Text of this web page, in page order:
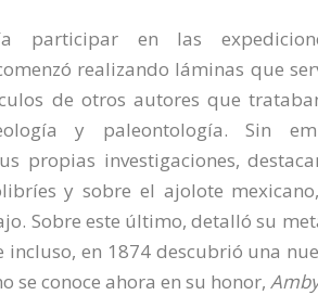
participar en las
realizando láminas que
de otros autores que
y paleontología. Sin
propias investigaciones,
y sobre el ajolote
Sobre este último, detalló su
incluso, en 1874 descubrió una
se conoce ahora en su honor,